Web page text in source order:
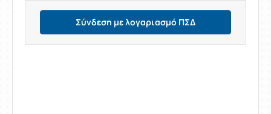
Σύνδεση με λογαριασμό ΠΣΔ